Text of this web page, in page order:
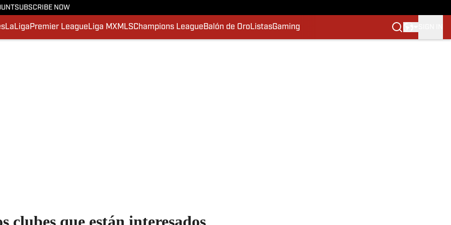
SUBSCRIBE NOW
LaLiga Premier League Liga MXMLSChampions League Balón de Oro ListasGaming